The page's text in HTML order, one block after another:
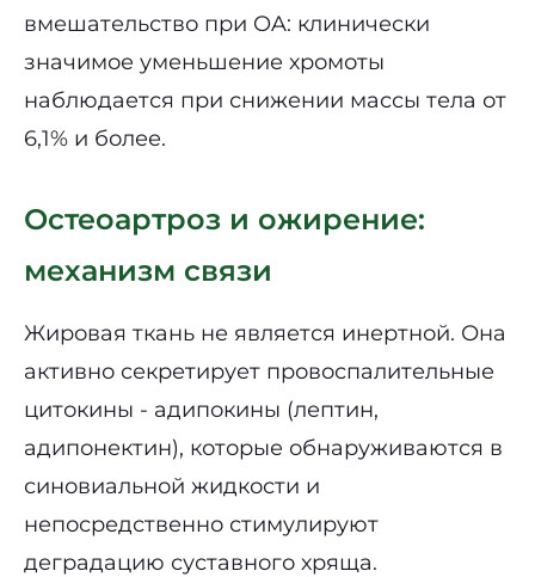
вмешательство при OA: клинически
значимое уменьшение хромоты
наблюдается при снижении массы тела от
6,1% и более.
Остеоартроз и ожирение:
механизм связи
Жировая ткань не является инертной. Она
активно секретирует провоспалительные
цитокины - адипокины (лептин,
адипонектин), которые обнаруживаются в
синовиальной жидкости и
непосредственно стимулируют
деградацию суставного хряща.